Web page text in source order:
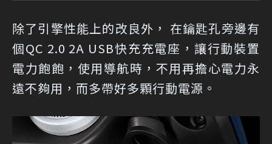
除了引擎性能上的改良外， 在鑰匙孔旁邊有
個QC 2.0 2A USB快充充電座，讓行動裝置
電力飽飽，使用導航時，不用再擔心電力永
遠不夠用，而多帶好多顆行動電源。